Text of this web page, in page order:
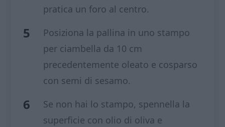
pratica un foro al centro.
Posiziona la pallina in uno stampo
per ciambella da 10 cm
precedentemente oleato e cosparso
con semi di sesamo.
Se non hai lo stampo, spennella la
superficie con olio di oliva e